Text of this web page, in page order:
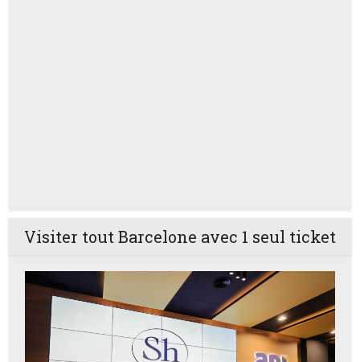
Visiter tout Barcelone avec 1 seul ticket